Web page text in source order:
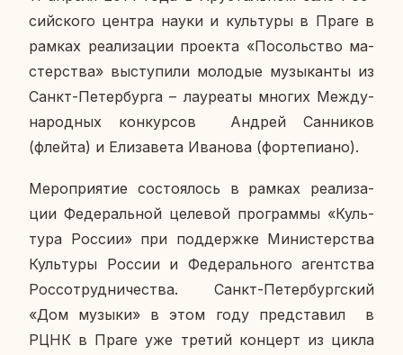
сий­ско­го центра науки и куль­ту­ры в Праге в
рамках ре­а­ли­за­ции про­ек­та «По­соль­ство ма­
стер­ства» вы­сту­пи­ли мо­ло­дые му­зы­кан­ты из
Санкт-Пе­тер­бур­га – ла­у­ре­а­ты многих Меж­ду­
на­род­ных кон­кур­сов Андрей Сан­ни­ков
(флейта) и Ели­за­ве­та Ива­но­ва (фор­те­пи­а­но).
Ме­ро­при­я­тие со­сто­я­лось в рамках ре­а­ли­за­
ции Фе­де­раль­ной це­ле­вой про­грам­мы «Куль­
ту­ра России» при под­держ­ке Ми­ни­стер­ства
Куль­ту­ры России и Фе­де­раль­но­го агент­ства
Рос­со­труд­ни­че­ства. Санкт-Пе­тер­бург­ский
«Дом музыки» в этом году пред­ста­вил в
РЦНК в Праге уже третий кон­церт из цикла